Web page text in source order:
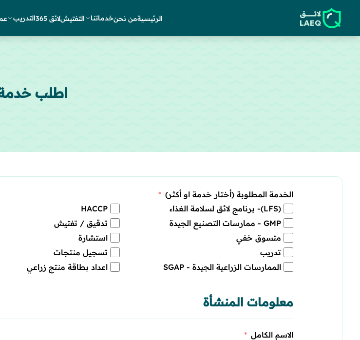
الرئيسيةمن نحنخدماتنا التفتيشلائق 365 التدريب
اطلب
الخدمة المطلوبة (أختار خدمة او أكثر)
(LFS)- برنامج لائق لسلامة الغذاء
HACCP
GMP - ممارسات التصنيع الجيدة
تدقيق / تفتيش
متسوق خفي
استشارة
تدريب
تسجيل منتجات
الممارسات الزراعية الجيدة - SGAP
اعداد بطاقة منتج زراعي
معلومات المنشأة
الاسم الكامل